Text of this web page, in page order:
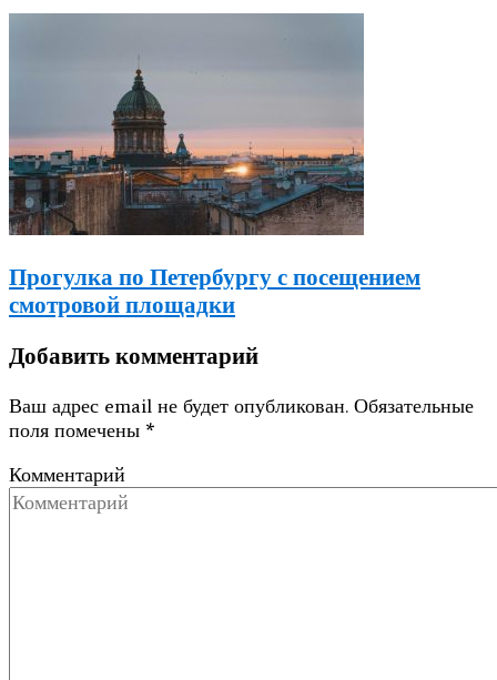
Прогулка по Петербургу с посещением
смотровой площадки
Добавить комментарий
Ваш адрес email не будет опубликован. Обязательные
поля помечены *
Комментарий